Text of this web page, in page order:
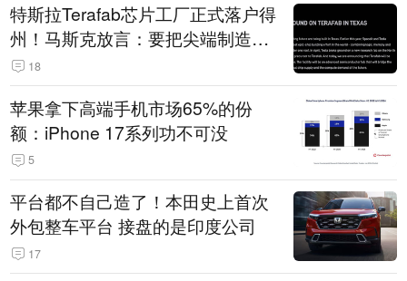
特斯拉Terafab芯片工厂正式落户得
州！马斯克放言：要把尖端制造带
回美国
18
苹果拿下高端手机市场65%的份
额：iPhone 17系列功不可没
5
平台都不自己造了！本田史上首次
外包整车平台 接盘的是印度公司
17